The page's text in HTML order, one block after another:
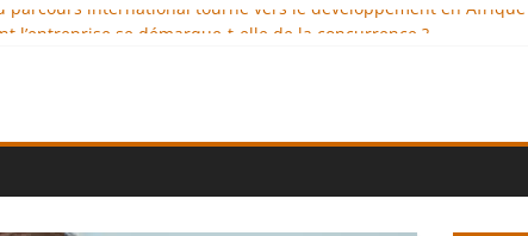
parcours international tourné vers le développement en Afrique
de l’indépendance financière
comme moteur de coopération internationale